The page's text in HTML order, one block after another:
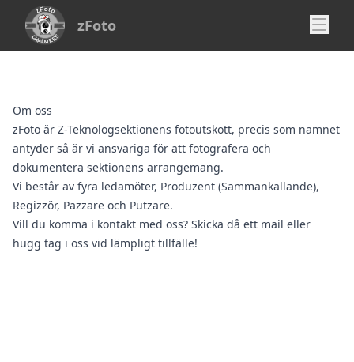
zFoto
Om oss
zFoto är Z-Teknologsektionens fotoutskott, precis som namnet
antyder så är vi ansvariga för att fotografera och
dokumentera sektionens arrangemang.
Vi består av fyra ledamöter, Produzent (Sammankallande),
Regizzör, Pazzare och Putzare.
Vill du komma i kontakt med oss? Skicka då ett mail eller
hugg tag i oss vid lämpligt tillfälle!